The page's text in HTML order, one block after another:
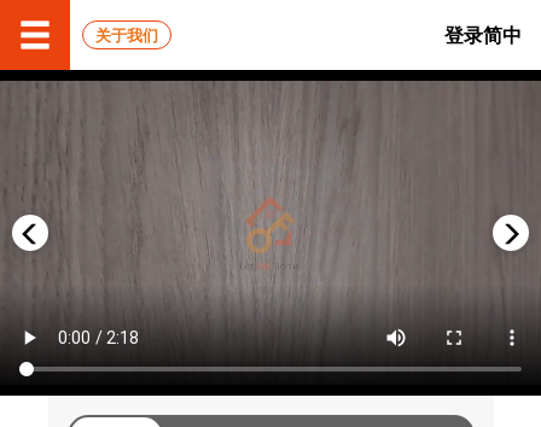
关于我们 登录简中